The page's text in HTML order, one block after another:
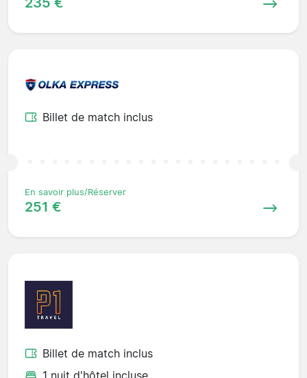
Billet de match inclus
En savoir plus/Réserver
251 €
Billet de match inclus
1 nuit d'hôtel incluse